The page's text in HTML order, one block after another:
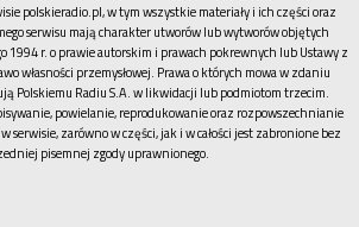
polskieradio.pl, w tym wszystkie materiały i ich części oraz
serwisu mają charakter utworów lub wytworów objętych
1994 r. o prawie autorskim i prawach pokrewnych lub Ustawy z
własności przemysłowej. Prawa o których mowa w zdaniu
Polskiemu Radiu S.A. w likwidacji lub podmiotom trzecim.
powielanie, reprodukowanie oraz rozpowszechnianie
serwisie, zarówno w części, jak i w całości jest zabronione bez
pisemnej zgody uprawnionego.